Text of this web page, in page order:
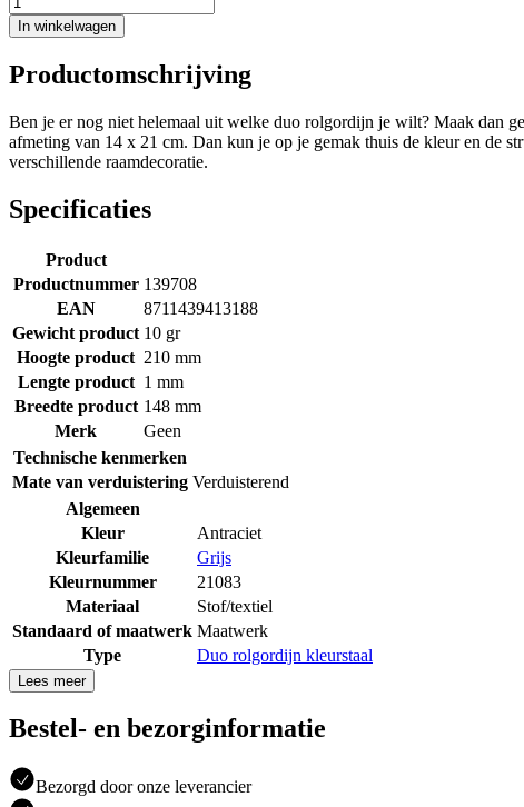
In winkelwagen
Productomschrijving
Ben je er nog niet helemaal uit welke duo rolgordijn je wilt? Maak dan
afmeting van 14 x 21 cm. Dan kun je op je gemak thuis de kleur en de
verschillende raamdecoratie.
Specificaties
Product
Productnummer 139708
EAN
8711439413188
Gewicht product 10 gr
Hoogte product 210 mm
Lengte product 1 mm
Breedte product 148 mm
Merk
Geen
Technische kenmerken
Mate van verduistering Verduisterend
Algemeen
Kleur
Antraciet
Kleurfamilie
Grijs
Kleurnummer
21083
Materiaal
Stof/textiel
Standaard of maatwerk Maatwerk
Type
Duo rolgordijn kleurstaal
Lees meer
Bestel- en bezorginformatie
Bezorgd door onze leverancier